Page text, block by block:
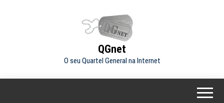
QGnet
O seu Quartel General na Internet